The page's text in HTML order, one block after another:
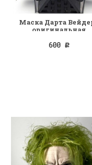
Маска Дарта
оригинальная
600 Р